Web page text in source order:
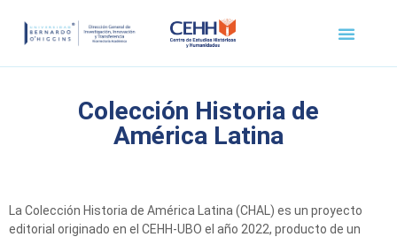
Colección Historia de
América Latina
La Colección Historia de América Latina (CHAL) es un proyecto
editorial originado en el CEHH-UBO el año 2022, producto de un